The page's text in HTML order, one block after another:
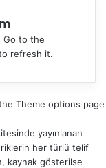
Go to the
refresh it.
Theme options page
yayınlanan
her türlü telif
kaynak gösterilse